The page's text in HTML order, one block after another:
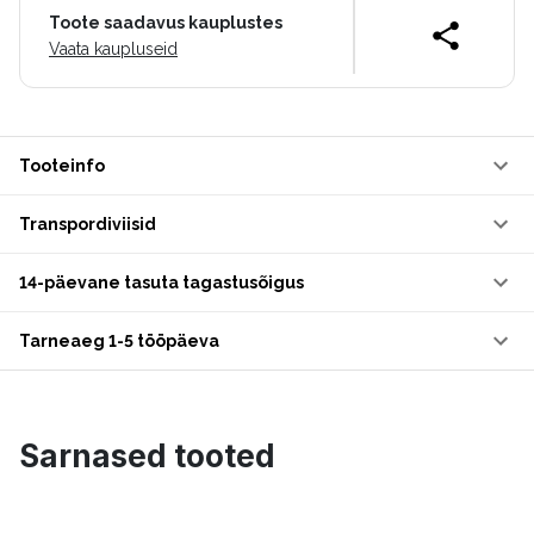
Toote saadavus kauplustes
Vaata kaupluseid
Tooteinfo
Transpordiviisid
14-päevane tasuta tagastusõigus
Tarneaeg 1-5 tööpäeva
Sarnased tooted